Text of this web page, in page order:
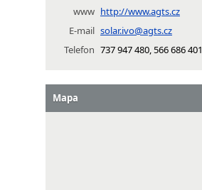
www http://www.agts.cz
E-mail solar.ivo@agts.cz
Telefon 737 947 480, 566 686 401
Mapa